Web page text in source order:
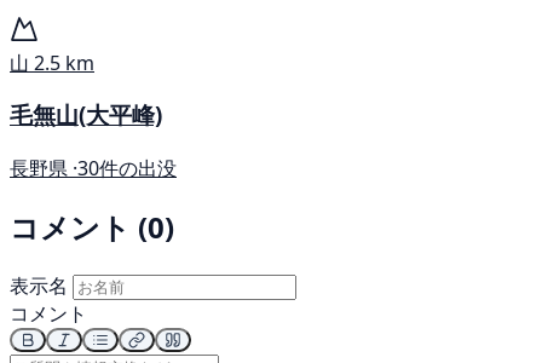
山 2.5 km
毛無山(大平峰)
長野県 ·30件の出没
コメント (0)
表示名
コメント